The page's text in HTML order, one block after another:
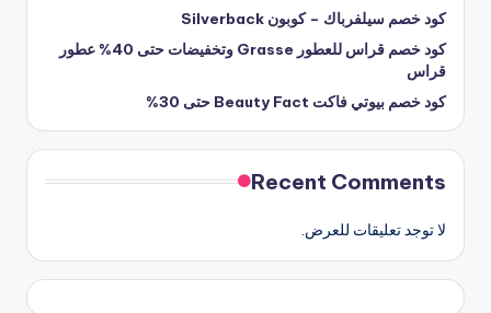
كود خصم سيلفرباك – كوبون Silverback
كود خصم قراس للعطور Grasse وتخفيضات حتى 40% عطور
قراس
كود خصم بيوتي فاكت Beauty Fact حتى 30%
Recent Comments
لا توجد تعليقات للعرض.